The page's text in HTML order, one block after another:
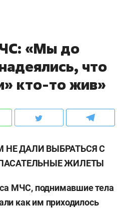
«Мы до
что
кто-то жив»
ДАЛИ ВЫБРАТЬСЯ С
ЖИЛЕТЫ
МЧС, поднимавшие тела
как им приходилось